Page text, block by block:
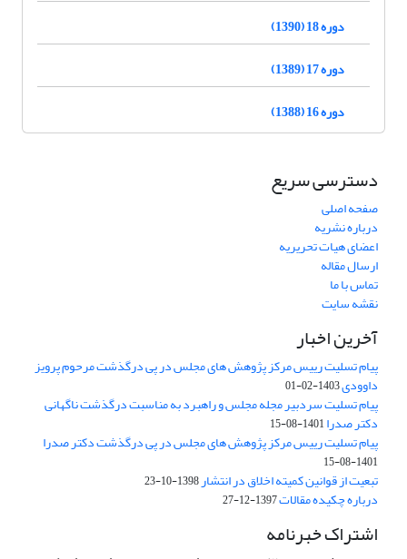
دوره 18 (1390)
دوره 17 (1389)
دوره 16 (1388)
دسترسی سریع
صفحه اصلی
درباره نشریه
اعضای هیات تحریریه
ارسال مقاله
تماس با ما
نقشه سایت
آخرین اخبار
پیام تسلیت رییس مرکز پژوهش های مجلس در پی درگذشت مرحوم پرویز
داوودی1403-02-01
پیام تسلیت سردبیر مجله مجلس و راهبرد به مناسبت درگذشت ناگهانی
دکتر صدرا1401-08-15
پیام تسلیت رییس مرکز پژوهش های مجلس در پی درگذشت دکتر صدرا
1401-08-15
تبعیت از قوانین کمیته اخلاق در انتشار1398-10-23
درباره چکیده مقالات1397-12-27
اشتراک خبرنامه